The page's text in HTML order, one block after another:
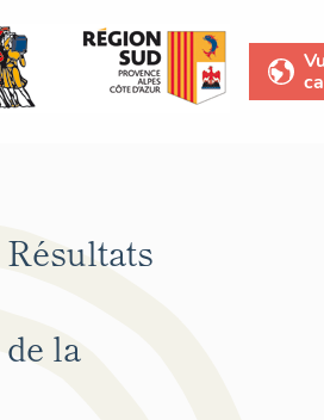
Résultats
de la